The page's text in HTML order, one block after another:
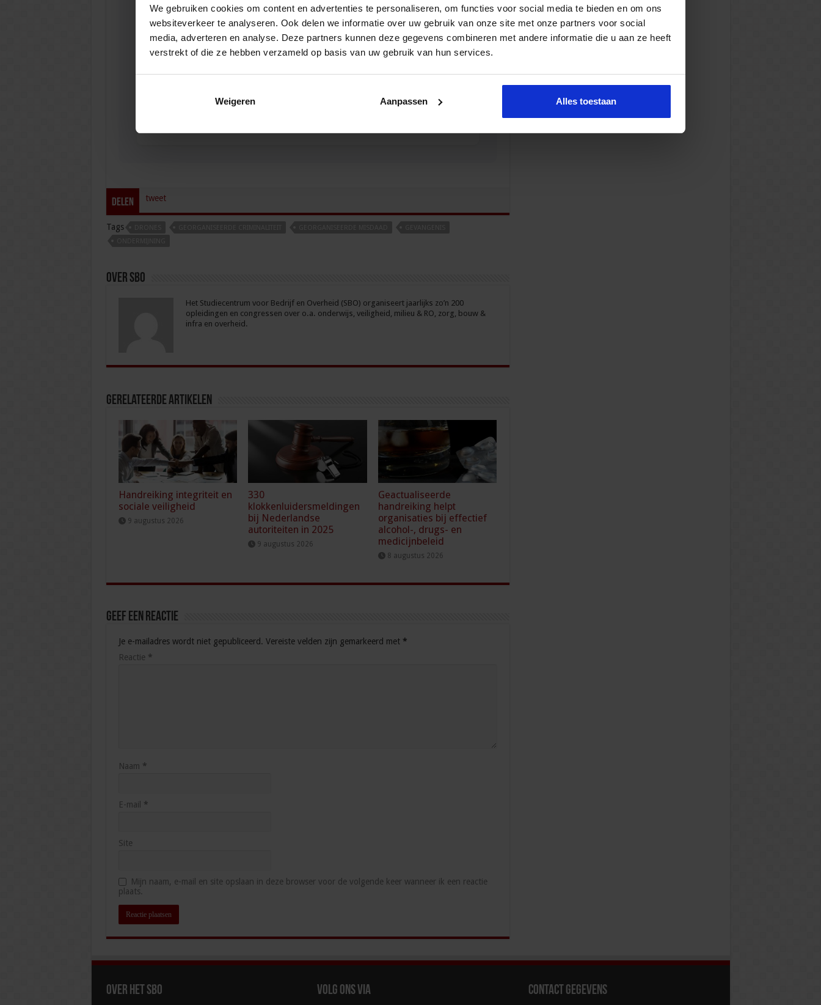
We gebruiken cookies om content en advertenties te personaliseren, om functies voor social media te bieden en om ons
websiteverkeer te analyseren. Ook delen we informatie over uw gebruik van onze site met onze partners voor social
media, adverteren en analyse. Deze partners kunnen deze gegevens combineren met andere informatie die u aan ze heeft
verstrekt of die ze hebben verzameld op basis van uw gebruik van hun services.
Weigeren Aanpassen Alles toestaan
VEILIGHEID
VEILIGHEID
Delen tweet
Tags
Over sbo
Het Studiecentrum voor Bedrijf en Overheid (SBO) organiseert jaarlijks zo’n 200
opleidingen en congressen over o.a. onderwijs, veiligheid, milieu & RO, zorg, bouw &
infra en overheid.
Gerelateerde Artikelen
Handreiking integriteit en
sociale veiligheid
9 augustus 2026
330
klokkenluidersmeldingen
bij Nederlandse
autoriteiten in 2025
9 augustus 2026
Geactualiseerde
handreiking helpt
organisaties bij effectief
alcohol-, drugs- en
medicijnbeleid
8 augustus 2026
Geef een reactie
Je e-mailadres wordt niet gepubliceerd. Vereiste velden zijn gemarkeerd met *
Reactie *
Naam *
E-mail *
Site
Mijn naam, e-mail en site opslaan in deze browser voor de volgende keer wanneer ik een reactie
plaats.
Over het SBO Volg ons via Contact gegevens